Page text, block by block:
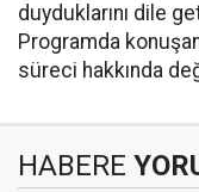
duyduklarını dile
Programda
süreci hakkında
HABERE